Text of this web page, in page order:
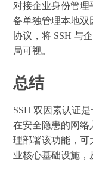
对接企业身份管理
备单独管理本地双
协议，将 SSH 与
局可视。
总结
SSH 双因素认证
在安全隐患的网络
理部署该功能，可
业核心基础设施，